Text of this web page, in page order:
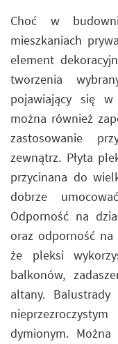
Choć w
mieszkaniach
element
tworzenia
pojawiający się
można również
zastosowanie
zewnątrz. Płyta
przycinana do
dobrze
Odporność na
oraz odporność na
że pleksi
balkonów,
altany. Balustrady
dymionym.